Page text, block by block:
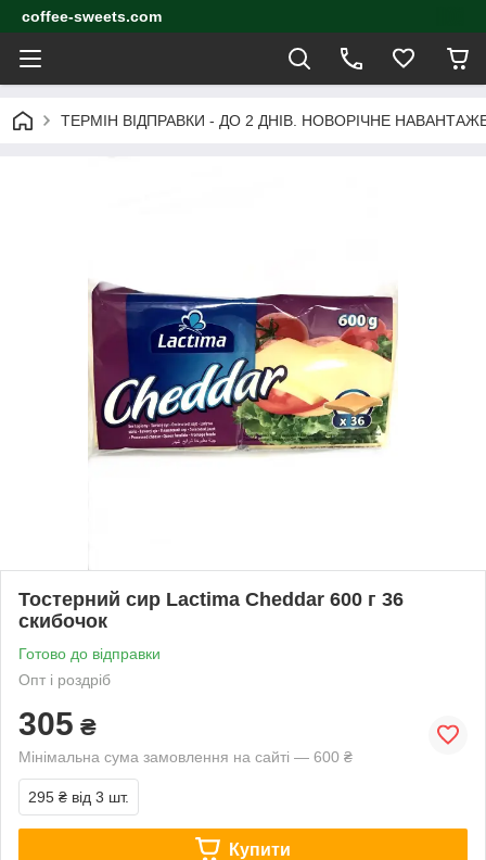
coffee-sweets.com
ТЕРМІН ВІДПРАВКИ - ДО 2 ДНІВ. НОВОРІЧНЕ
Тостерний сир Lactima Cheddar 600 г 36
скибочок
Готово до відправки
Опт і роздріб
305 ₴
Мінімальна сума замовлення на сайті — 600 ₴
295 ₴ від 3 шт.
Купити